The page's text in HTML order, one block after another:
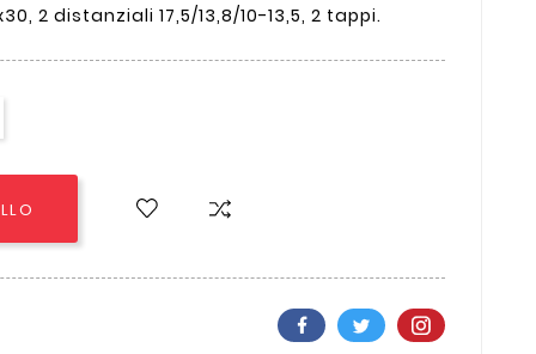
2 distanziali 17,5/13,8/10-13,5, 2 tappi.